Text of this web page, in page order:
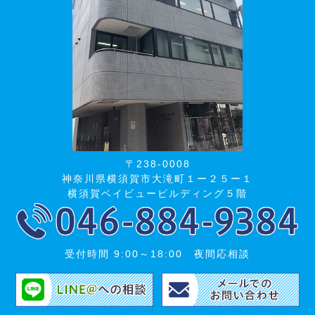
〒238-0008
神奈川県横須賀市大滝町１ー２５ー１
横須賀ベイビュービルディング５階
受付時間 9:00～18:00 夜間応相談